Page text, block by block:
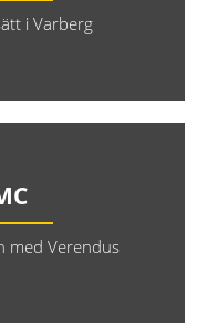
i Varberg
med Verendus